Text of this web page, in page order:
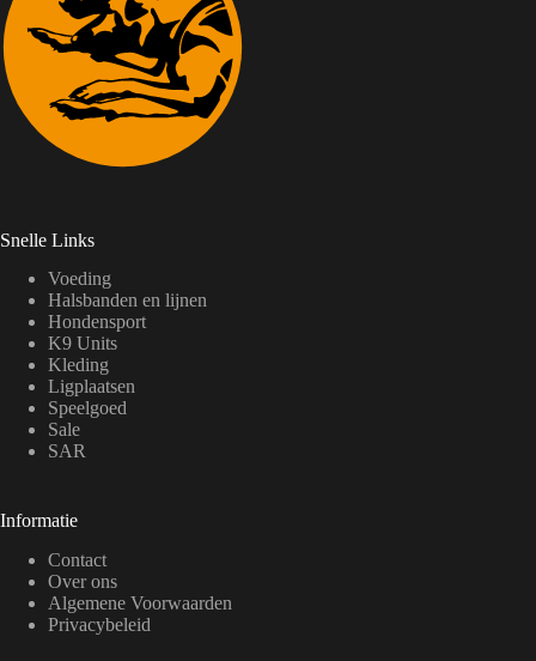
Snelle Links
Voeding
Halsbanden en lijnen
Hondensport
K9 Units
Kleding
Ligplaatsen
Speelgoed
Sale
SAR
Informatie
Contact
Over ons
Algemene Voorwaarden
Privacybeleid